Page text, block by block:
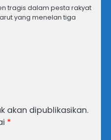
tragis dalam pesta rakyat
yang menelan tiga
akan dipublikasikan.
*